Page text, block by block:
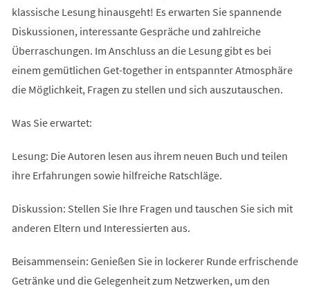
klassische Lesung hinausgeht! Es erwarten Sie spannende
Diskussionen, interessante Gespräche und zahlreiche
Überraschungen. Im Anschluss an die Lesung gibt es bei
einem gemütlichen Get-together in entspannter Atmosphäre
die Möglichkeit, Fragen zu stellen und sich auszutauschen.
Was Sie erwartet:
Lesung: Die Autoren lesen aus ihrem neuen Buch und teilen
ihre Erfahrungen sowie hilfreiche Ratschläge.
Diskussion: Stellen Sie Ihre Fragen und tauschen Sie sich mit
anderen Eltern und Interessierten aus.
Beisammensein: Genießen Sie in lockerer Runde erfrischende
Getränke und die Gelegenheit zum Netzwerken, um den